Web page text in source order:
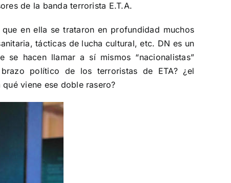
de la banda terrorista E.T.A.
en ella se trataron en profundidad muchos
tácticas de lucha cultural, etc. DN es un
hacen llamar a sí mismos “nacionalistas”
político de los terroristas de ETA? ¿el
viene ese doble rasero?